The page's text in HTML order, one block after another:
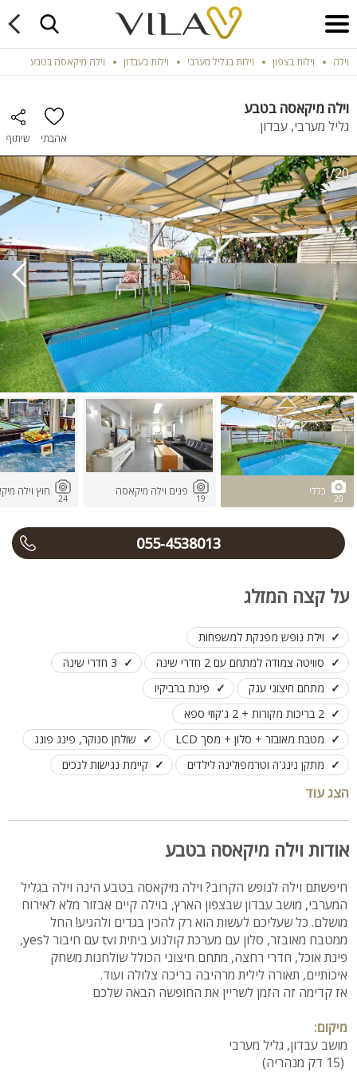
וילה וילות בצפון וילות בגליל מערבי וילות בעבדון וילה מיקאסה בטבע
וילה מיקאסה בטבע
גליל מערבי, עבדון
אהבתי שיתוף
1/20
20
כללי
19
פנים וילה מיקאסה
24
חוץ וילה
055-4538013
על קצה המזלג
וילת נופש מפנקת למשפחות
סוויטה צמודה למתחם עם 2 חדרי שינה
3 חדרי שינה
מתחם חיצוני ענק
פינת ברביקיו
2 בריכות מקורות + 2 ג'קוזי ספא
מטבח מאובזר + סלון + מסך LCD
שולחן סנוקר, פינג פונג
מתקן נינג'ה וטרמפולינה לילדים
קיימת נגישות לנכים
לנופש משפחות, קבוצות, ציבור דתי עד 25 אורחיםהצג עוד
אודות וילה מיקאסה בטבע
חיפשתם וילה לנופש הקרוב? וילה מיקאסה בטבע הינה וילה בגליל
המערבי, מושב עבדון שבצפון הארץ, בוילה קיים אבזור מלא לאירוח
מושלם. כל שעליכם לעשות הוא רק להכין בגדים ולהגיע! החל
ממטבח מאובזר, סלון עם מערכת קולנוע ביתית וtv עם חיבור לyes,
פינת אוכל, חדרי רחצה, מתחם חיצוני הכולל שולחנות משחק
איכותיים, תאורה לילית מרהיבה בריכה צלולה ועוד.
אז קדימה זה הזמן לשריין את החופשה הבאה שלכם
מיקום:
מושב עבדון, גליל מערבי
(15 דק מנהריה)